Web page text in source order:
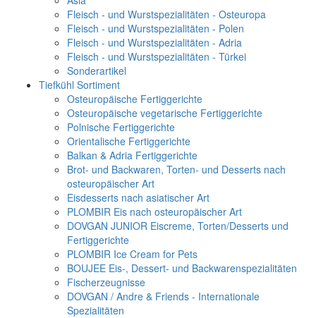
Fleisch - und Wurstspezialitäten - Osteuropa
Fleisch - und Wurstspezialitäten - Polen
Fleisch - und Wurstspezialitäten - Adria
Fleisch - und Wurstspezialitäten - Türkei
Sonderartikel
Tiefkühl Sortiment
Osteuropäische Fertiggerichte
Osteuropäische vegetarische Fertiggerichte
Polnische Fertiggerichte
Orientalische Fertiggerichte
Balkan & Adria Fertiggerichte
Brot- und Backwaren, Torten- und Desserts nach
osteuropäischer Art
Eisdesserts nach asiatischer Art
PLOMBIR Eis nach osteuropäischer Art
DOVGAN JUNIOR Eiscreme, Torten/Desserts und
Fertiggerichte
PLOMBIR Ice Cream for Pets
BOUJEE Eis-, Dessert- und Backwarenspezialitäten
Fischerzeugnisse
DOVGAN / Andre & Friends - Internationale
Spezialitäten